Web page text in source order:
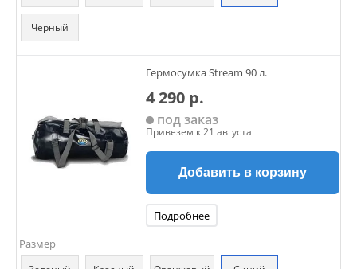
Чёрный
Гермосумка Stream 90 л.
4 290 р.
под заказ
Привезем к 21 августа
Добавить в корзину
Подробнее
Размер